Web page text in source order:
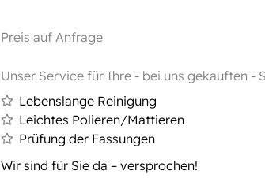
Preis auf Anfrage
Unser Service für Ihre - bei uns gekauften -
Lebenslange Reinigung
Leichtes Polieren/Mattieren
Prüfung der Fassungen
Wir sind für Sie da – versprochen!